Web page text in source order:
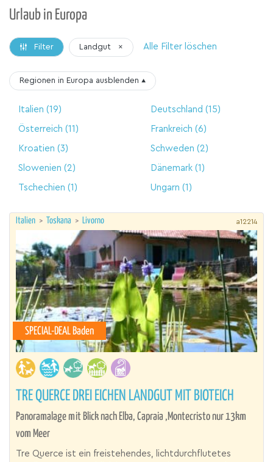
Urlaub in Europa
Filter Landgut × Alle Filter löschen
Regionen in Europa ausblenden ▴
Italien (19) Deutschland (15)
Österreich (11) Frankreich (6)
Kroatien (3) Schweden (2)
Slowenien (2) Dänemark(1)
Tschechien (1) Ungarn (1)
Italien > Toskana > Livorno a12214
SPECIAL-DEAL Baden
TRE QUERCE DREI EICHEN LANDGUT MIT BIOTEICH
Panoramalage mit Blick nach Elba, Capraia ,Montecristo nur 13km
vom Meer
Tre Querce ist ein freistehendes, lichtdurchflutetes